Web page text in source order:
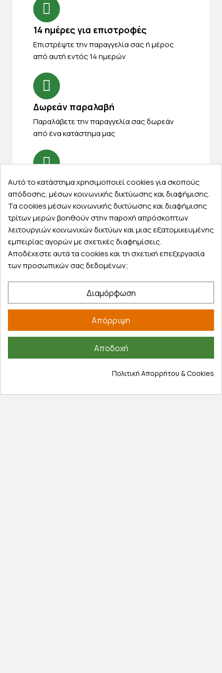
14 ημέρες για επιστροφές
Eπιστρέψτε την παραγγελία σας ή μέρος
από αυτή εντός 14 ημερών
Δωρεάν παραλαβή
Παραλάβετε την παραγγελία σας δωρεάν
από ένα κατάστημα μας
Express αποστολές
Κάντε σήμερα την παραγγελία σας και
παραλάβετε αύριο στην πόρτα σας
Εξυπηρέτηση πελατών
Τα αγαπημένα μου
Τρόποι πληρωμής
Επιστροφές προϊοντων
Πληροφορίες
Αυτό το κατάστημα χρησιμοποιεί cookies για σκοπούς
απόδοσης, μέσων κοινωνικής δικτύωσης και διαφήμισης.
Τα cookies μέσων κοινωνικής δικτύωσης και διαφήμισης
τρίτων μερών βοηθούν στην παροχή απρόσκοπτων
λειτουργιών κοινωνικών δικτύων και μιας εξατομικευμένης
εμπειρίας αγορών με σχετικές διαφημίσεις.
Αποδέχεστε αυτά τα cookies και τη σχετική επεξεργασία
των προσωπικών σας δεδομένων;
Διαμόρφωση
Απόρριψη
Αποδοχή
Πολιτική Απορρήτου & Cookies